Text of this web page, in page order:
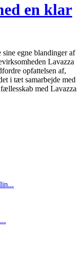
en klar
egne blandinger af
Lavazza
opfattelsen af,
i tæt samarbejde med
med Lavazza